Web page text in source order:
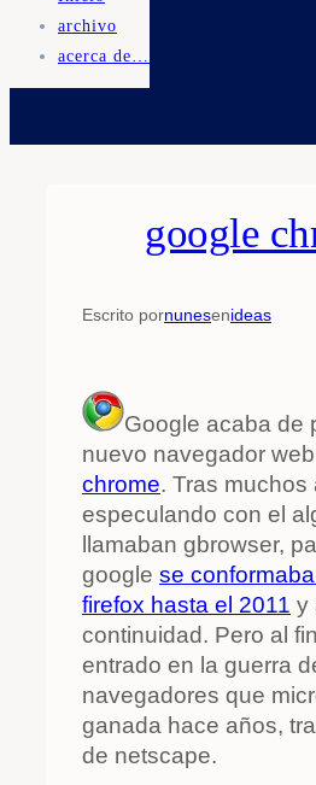
archivo
acerca de…
google
Escrito pornunesenideas
Google acaba de
nuevo navegador
chrome. Tras muchos
especulando con el
llamaban gbrowser,
google se
firefox hasta el 2011 y
continuidad. Pero al
entrado en la guerra
navegadores que
ganada hace años,
de netscape.